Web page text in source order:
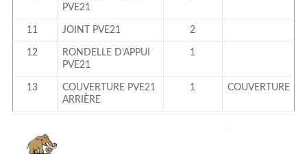
PVE21
11 JOINT PVE21 2
12
RONDELLE D'APPUI
PVE21
1
13
COUVERTURE PVE21
ARRIÈRE
1 COUVERTURE